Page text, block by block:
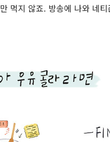
먹지 않죠. 방송에 나와 네